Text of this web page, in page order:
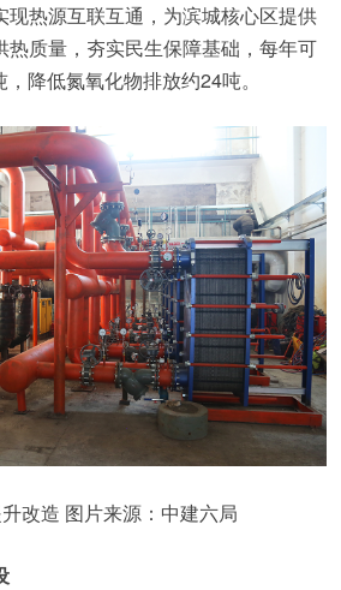
现热源互联互通，为滨城核心区提供
热质量，夯实民生保障基础，每年可
降低氮氧化物排放约24吨。
改造 图片来源：中建六局